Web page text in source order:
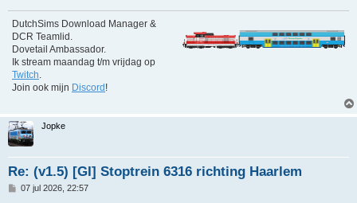
DutchSims Download Manager &
DCR Teamlid.
Dovetail Ambassador.
Ik stream maandag t/m vrijdag op
Twitch
Join ook mijn Discord!
Jopke
Re: (v1.5) [GI] Stoptrein 6316 richting Haarlem
B07 jul 2026, 22:57